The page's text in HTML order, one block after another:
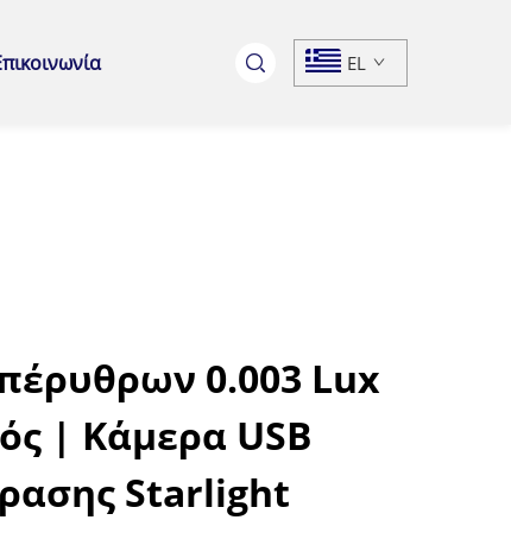
EL
0.003 Lux
| Κάμερα USB
Starlight